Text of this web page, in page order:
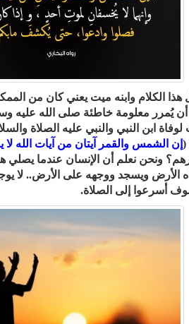
هذا الكلام وابنه ميت يعني كان من
يُمرر معلومة خاطئة صلى الله عليه
ابن النبي والنبي عليه الصلاة
( إن الشمس والقمر آيتان من آيات الله لا
ونحن نعلم أن الإنسان عندما يصلي
الأرض ويسجد ووجهه على الأرض.. لا
أسرعوا إلى الصلاة.